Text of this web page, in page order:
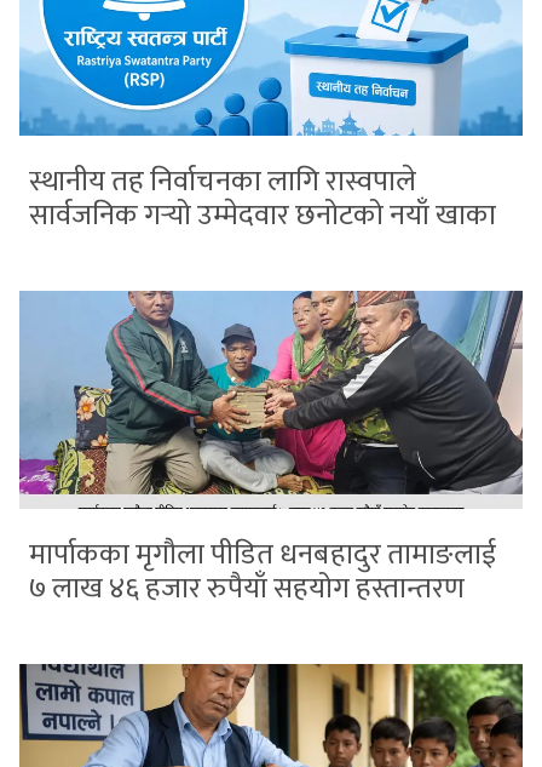
स्थानीय तह निर्वाचनका लागि रास्वपाले
सार्वजनिक गर्‍यो उम्मेदवार छनोटको नयाँ खाका
मार्पाकका मृगौला पीडित धनबहादुर तामाङलाई
७ लाख ४६ हजार रुपैयाँ सहयोग हस्तान्तरण